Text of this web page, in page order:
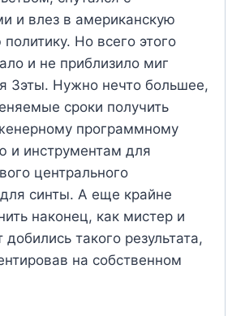
и влез в американскую
Но всего этого
и не приблизило миг
Зэты. Нужно нечто большее,
сроки получить
программному
и инструментам для
центрального
синты. А еще крайне
наконец, как мистер и
такого результата,
на собственном